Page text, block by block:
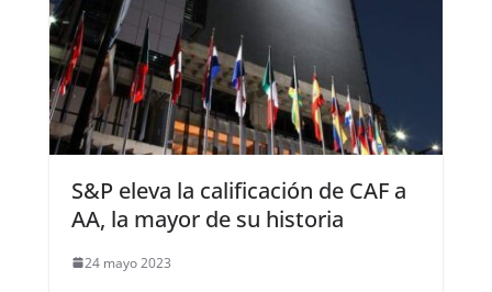
S&P eleva la calificación de CAF a
AA, la mayor de su historia
24 mayo 2023